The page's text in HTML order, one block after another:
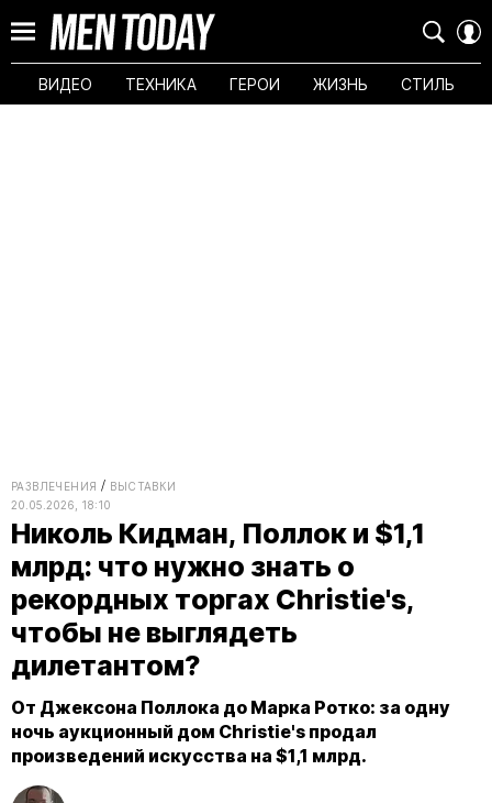
ВИДЕО ТЕХНИКА ГЕРОИ ЖИЗНЬ СТИЛЬ
РАЗВЛЕЧЕНИЯ
ВЫСТАВКИ
20.05.2026, 18:10
Николь Кидман, Поллок и $1,1
млрд: что нужно знать о
рекордных торгах Christie's,
чтобы не выглядеть
дилетантом?
От Джексона Поллока до Марка Ротко: за одну
ночь аукционный дом Christie's продал
произведений искусства на $1,1 млрд.